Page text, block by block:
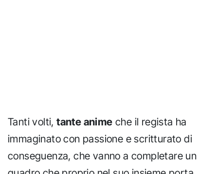
Tanti volti,tante anime che il regista ha
immaginato con passione e scritturato di
conseguenza, che vanno a completare un